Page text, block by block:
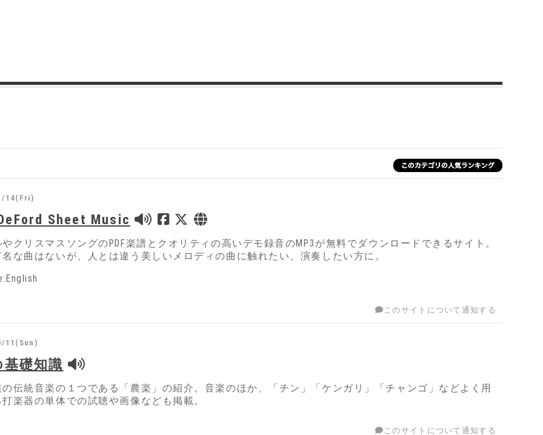
14(Fri)
Sheet Music
やクリスマスソングのPDF楽譜とクオリティの高いデモ録音のMP3が無料でダウンロードできるサイト。
名な曲はないが、人とは違う美しいメロディの曲に触れたい、演奏したい方に。
このサイトについて通知する
11(Sun)
基礎知識
伝統音楽の１つである「農楽」の紹介。音楽のほか、「チン」「ケンガリ」「チャンゴ」などよく用
楽器の単体での試聴や画像なども掲載。
このサイトについて通知する